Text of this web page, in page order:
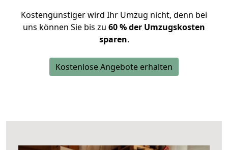
Kostengünstiger wird Ihr Umzug nicht, denn bei
uns können Sie bis zu 60 % der Umzugskosten
sparen.
Kostenlose Angebote erhalten